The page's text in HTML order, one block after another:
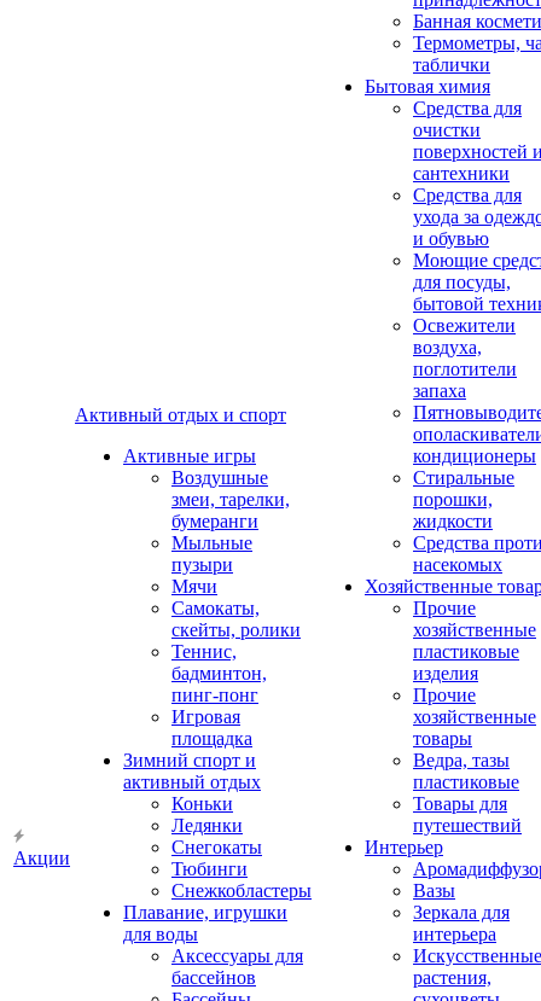
Акции
Активный отдых и спорт
Активные игры
Воздушные
змеи, тарелки,
бумеранги
Мыльные
пузыри
Мячи
Самокаты,
скейты, ролики
Теннис,
бадминтон,
пинг-понг
Игровая
площадка
Зимний спорт и
активный отдых
Коньки
Ледянки
Снегокаты
Тюбинги
Снежкобластеры
Плавание, игрушки
для воды
Аксессуары для
бассейнов
Банная
Термометры,
таблички
Бытовая химия
Средства для
очистки
поверхностей
сантехники
Средства для
ухода за
и обувью
Моющие
для посуды,
бытовой
Освежители
воздуха,
поглотители
запаха
кондиционеры
Стиральные
порошки,
жидкости
Средства
насекомых
Хозяйственные
Прочие
хозяйственные
пластиковые
изделия
Прочие
хозяйственные
товары
Ведра, тазы
пластиковые
Товары для
путешествий
Интерьер
Вазы
Зеркала для
интерьера
Искусственные
растения,